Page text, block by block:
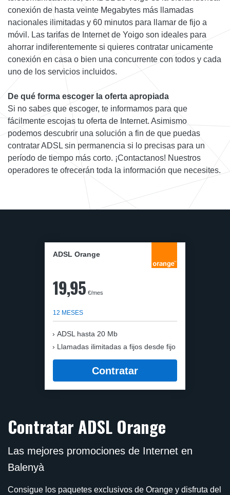
conexión de hasta veinte Megabytes más llamadas
nacionales ilimitadas y 60 minutos para llamar de fijo a
móvil. Las tarifas de Internet de Yoigo son ideales para
ahorrar indiferentemente si quieres contratar unicamente
conexión en casa o bien una concurrente con todos y cada
uno de los servicios incluidos.
De qué forma escoger la oferta apropiada
Si no sabes que escoger, te informamos para que
fácilmente escojas tu oferta de Internet. Asimismo
podemos descubrir una solución a fin de que puedas
contratar ADSL sin permanencia si lo precisas para un
período de tiempo más corto. ¡Contactanos! Nuestros
operadores te ofrecerán toda la información que necesites.
ADSL Orange
19,95 €/mes
12 MESES
ADSL hasta 20 Mb
Llamadas ilimitadas a fijos desde fijo
Contratar
Contratar ADSL Orange
Las mejores promociones de Internet en
Balenyà
Consigue los paquetes exclusivos de Orange y disfruta del